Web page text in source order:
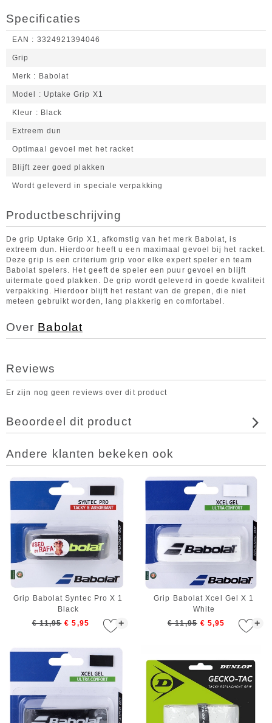
Specificaties
EAN 3324921394046
Grip
Merk Babolat
Model Uptake Grip X1
Kleur Black
Extreem dun
Optimaal gevoel met het racket
Blijft zeer goed plakken
Wordt geleverd in speciale verpakking
Productbeschrijving
De grip Uptake Grip X1, afkomstig van het merk Babolat, is
extreem dun. Hierdoor heeft u een maximaal gevoel bij het racket.
Deze grip is een criterium grip voor elke expert speler en team
Babolat spelers. Het geeft de speler een puur gevoel en blijft
uitermate goed plakken. De grip wordt geleverd in goede kwaliteit
verpakking. Hierdoor blijft het restant van de grepen, die niet
meteen gebruikt worden, lang plakkerig en comfortabel.
Over Babolat
Reviews
Er zijn nog geen reviews over dit product
Beoordeel dit product
Andere klanten bekeken ook
+
Grip Babolat Syntec Pro X 1
Black
€ 11,95 € 5,95 +
Grip Babolat Xcel Gel X 1
White
€ 11,95 € 5,95